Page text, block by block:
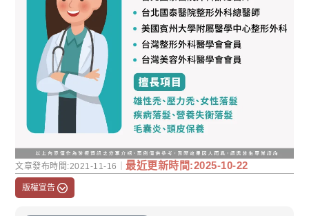
文章發布時間:2021-11-16｜ 最近更新時間:2025-10-22
版權宣告